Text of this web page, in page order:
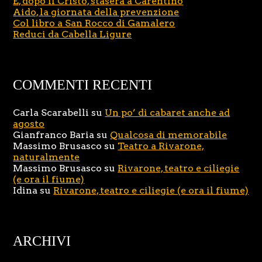
Aido, la giornata della prevenzione
Col libro a San Rocco di Gamalero
Reduci da Cabella Ligure
COMMENTI RECENTI
Carla Scarabelli su Un po’ di cabaret anche ad
agosto
Gianfranco Baria su Qualcosa di memorabile
Massimo Brusasco su Teatro a Rivarone,
naturalmente
Massimo Brusasco su Rivarone, teatro e ciliegie
(e ora il fiume)
Idina su Rivarone, teatro e ciliegie (e ora il fiume)
ARCHIVI